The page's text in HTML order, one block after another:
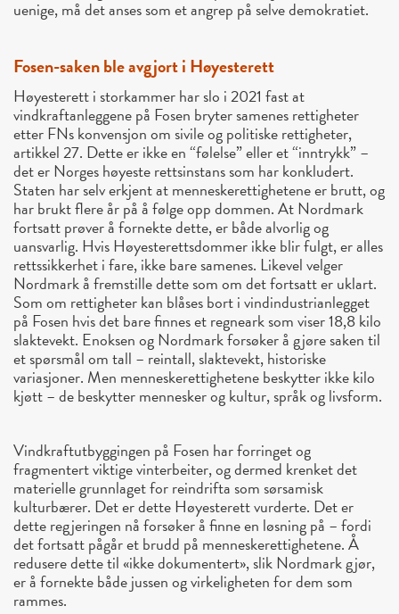
uenige, må det anses som et angrep på selve demokratiet.
Fosen-saken ble avgjort i Høyesterett
Høyesterett i storkammer har slo i 2021 fast at
vindkraftanleggene på Fosen bryter samenes rettigheter
etter FNs konvensjon om sivile og politiske rettigheter,
artikkel 27. Dette er ikke en “følelse” eller et “inntrykk” –
det er Norges høyeste rettsinstans som har konkludert.
Staten har selv erkjent at menneskerettighetene er brutt, og
har brukt flere år på å følge opp dommen. At Nordmark
fortsatt prøver å fornekte dette, er både alvorlig og
uansvarlig. Hvis Høyesterettsdommer ikke blir fulgt, er alles
rettssikkerhet i fare, ikke bare samenes. Likevel velger
Nordmark å fremstille dette som om det fortsatt er uklart.
Som om rettigheter kan blåses bort i vindindustrianlegget
på Fosen hvis det bare finnes et regneark som viser 18,8 kilo
slaktevekt. Enoksen og Nordmark forsøker å gjøre saken til
et spørsmål om tall – reintall, slaktevekt, historiske
variasjoner. Men menneskerettighetene beskytter ikke kilo
kjøtt – de beskytter mennesker og kultur, språk og livsform.
Vindkraftutbyggingen på Fosen har forringet og
fragmentert viktige vinterbeiter, og dermed krenket det
materielle grunnlaget for reindrifta som sørsamisk
kulturbærer. Det er dette Høyesterett vurderte. Det er
dette regjeringen nå forsøker å finne en løsning på – fordi
det fortsatt pågår et brudd på menneskerettighetene. Å
redusere dette til «ikke dokumentert», slik Nordmark gjør,
er å fornekte både jussen og virkeligheten for dem som
rammes.